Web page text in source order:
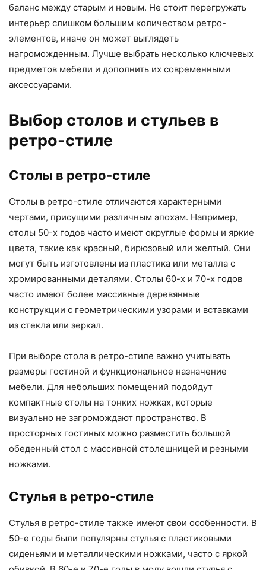
баланс между старым и новым. Не стоит перегружать
интерьер слишком большим количеством ретро-
элементов, иначе он может выглядеть
нагроможденным. Лучше выбрать несколько ключевых
предметов мебели и дополнить их современными
аксессуарами.
Выбор столов и стульев в
ретро-стиле
Столы в ретро-стиле
Столы в ретро-стиле отличаются характерными
чертами, присущими различным эпохам. Например,
столы 50-х годов часто имеют округлые формы и яркие
цвета, такие как красный, бирюзовый или желтый. Они
могут быть изготовлены из пластика или металла с
хромированными деталями. Столы 60-х и 70-х годов
часто имеют более массивные деревянные
конструкции с геометрическими узорами и вставками
из стекла или зеркал.
При выборе стола в ретро-стиле важно учитывать
размеры гостиной и функциональное назначение
мебели. Для небольших помещений подойдут
компактные столы на тонких ножках, которые
визуально не загромождают пространство. В
просторных гостиных можно разместить большой
обеденный стол с массивной столешницей и резными
ножками.
Стулья в ретро-стиле
Стулья в ретро-стиле также имеют свои особенности. В
50-е годы были популярны стулья с пластиковыми
сиденьями и металлическими ножками, часто с яркой